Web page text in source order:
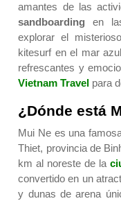
amantes de las
sandboarding en
explorar el
kitesurf en el mar
refrescantes y
Vietnam Travel para
¿Dónde está
Mui Ne es una
Thiet, provincia de
km al noreste de la
convertido en un
y dunas de arena